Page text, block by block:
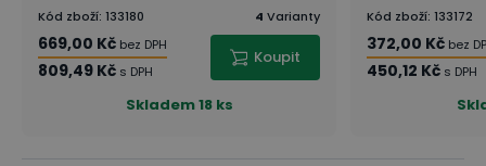
Kód zboží: 133180 4 Varianty
669,00 Kč bez DPH
809,49 Kč s DPH
Koupit
Skladem18 ks
Kód zboží: 133172
372,00 Kč bez
450,12 Kč s DPH